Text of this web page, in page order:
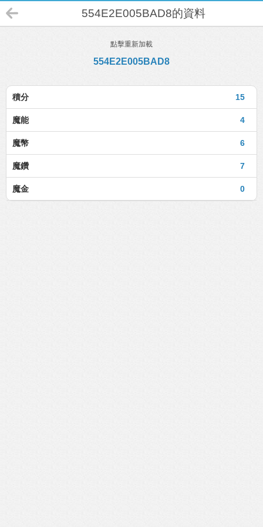
554E2E005BAD8的資料
點擊重新加載
554E2E005BAD8
15
積分
4
魔能
6
魔幣
7
魔鑽
0
魔金